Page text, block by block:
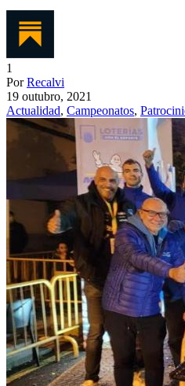
1
PorRecalvi
19 outubro, 2021
Actualidad, Campeonatos,